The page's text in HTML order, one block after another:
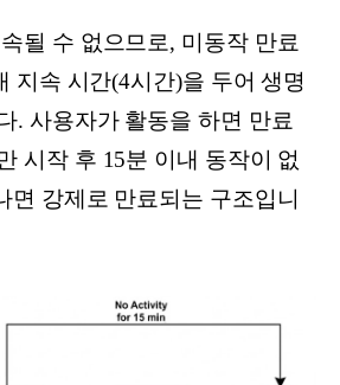
될 수 없으므로, 미동작 만료
지속 시간(4시간)을 두어 생명
. 사용자가 활동을 하면 만료
시작 후 15분 이내 동작이 없
면 강제로 만료되는 구조입니